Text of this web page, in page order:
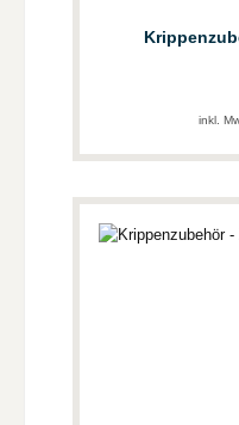
inkl.